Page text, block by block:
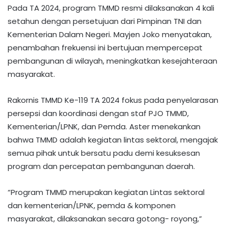
Pada TA 2024, program TMMD resmi dilaksanakan 4 kali
setahun dengan persetujuan dari Pimpinan TNI dan
Kementerian Dalam Negeri. Mayjen Joko menyatakan,
penambahan frekuensi ini bertujuan mempercepat
pembangunan di wilayah, meningkatkan kesejahteraan
masyarakat.
Rakornis TMMD Ke-119 TA 2024 fokus pada penyelarasan
persepsi dan koordinasi dengan staf PJO TMMD,
Kementerian/LPNK, dan Pemda. Aster menekankan
bahwa TMMD adalah kegiatan lintas sektoral, mengajak
semua pihak untuk bersatu padu demi kesuksesan
program dan percepatan pembangunan daerah.
“Program TMMD merupakan kegiatan Lintas sektoral
dan kementerian/LPNK, pemda & komponen
masyarakat, dilaksanakan secara gotong- royong,”